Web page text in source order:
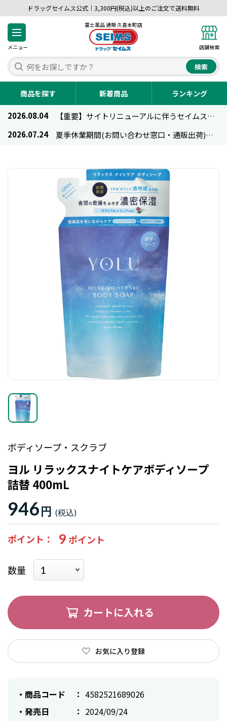
ドラッグセイムス公式｜3,300円(税込)以上のご注文で送料無料
メニュー
富士薬品 通販 久喜本町店
店舗検索
検索
商品を探す 新着商品 ランキング
2026.08.04
【重要】サイトリニューアルに伴うセイムス通販のご利用について
2026.07.24
夏季休業期間(お問い合わせ窓口・通販出荷)のお知らせ
ボディソープ・スクラブ
ヨル リラックスナイトケアボディソープ
詰替 400mL
946円
ポイント 9
数量
カートに入れる
お気に入り登録
商品コード
4582521689026
発売日
2024/09/24